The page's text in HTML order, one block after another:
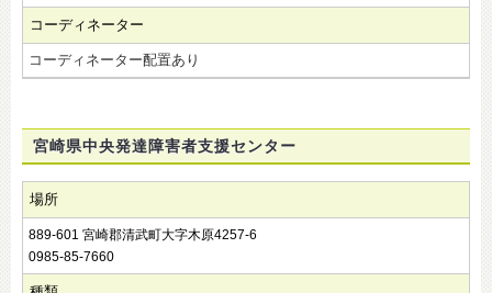
コーディネーター
コーディネーター配置あり
宮崎県中央発達障害者支援センター
場所
889-601 宮崎郡清武町大字木原4257-6
0985-85-7660